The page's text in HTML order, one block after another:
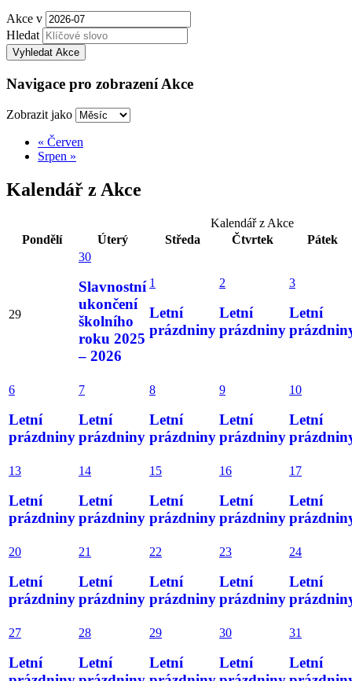
Akce v
Hledat
Navigace pro zobrazení Akce
Zobrazit jako
« Červen
Srpen »
Kalendář z Akce
Kalendář z Akce
Pondělí
Úterý Středa Čtvrtek Pátek
29
30
Slavnostní
ukončení
školního
roku 2025
– 2026
1
Letní
prázdniny
2
Letní
prázdniny
3
Letní
6
Letní
prázdniny
7
Letní
prázdniny
8
Letní
prázdniny
9
Letní
prázdniny
10
Letní
13
Letní
prázdniny
14
Letní
prázdniny
15
Letní
prázdniny
16
Letní
prázdniny
17
Letní
20
Letní
prázdniny
21
Letní
prázdniny
22
Letní
prázdniny
23
Letní
prázdniny
24
Letní
27
Letní
28
Letní
29
Letní
30
Letní
31
Letní